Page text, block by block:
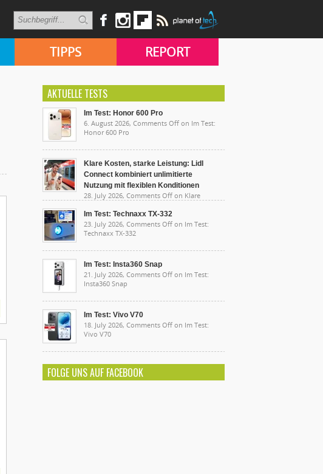
TIPPS REPORT
AKTUELLE TESTS
Im Test: Honor 600 Pro
6. August 2026, Comments Off on Im Test:
Honor 600 Pro
Klare Kosten, starke Leistung: Lidl
Connect kombiniert unlimitierte
Nutzung mit flexiblen Konditionen
28. July 2026, Comments Off on Klare
unlimitierte Nutzung mit flexiblen Konditionen
Im Test: Technaxx TX-332
23. July 2026, Comments Off on Im Test:
Technaxx TX-332
Im Test: Insta360 Snap
21. July 2026, Comments Off on Im Test:
Insta360 Snap
Im Test: Vivo V70
18. July 2026, Comments Off on Im Test:
Vivo V70
FOLGE UNS AUF FACEBOOK